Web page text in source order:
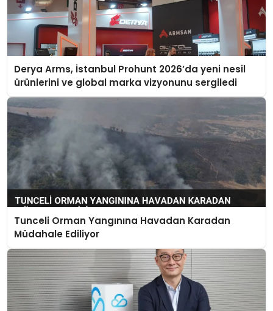
Derya Arms, İstanbul Prohunt 2026’da yeni nesil
ürünlerini ve global marka vizyonunu sergiledi
Tunceli Orman Yangınına Havadan Karadan
Müdahale Ediliyor